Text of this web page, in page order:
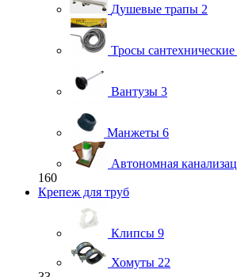
Душевые трапы 2
Тросы сантехнические
Вантузы 3
Манжеты 6
Автономная
160
Крепеж для труб
Клипсы 9
Хомуты 22